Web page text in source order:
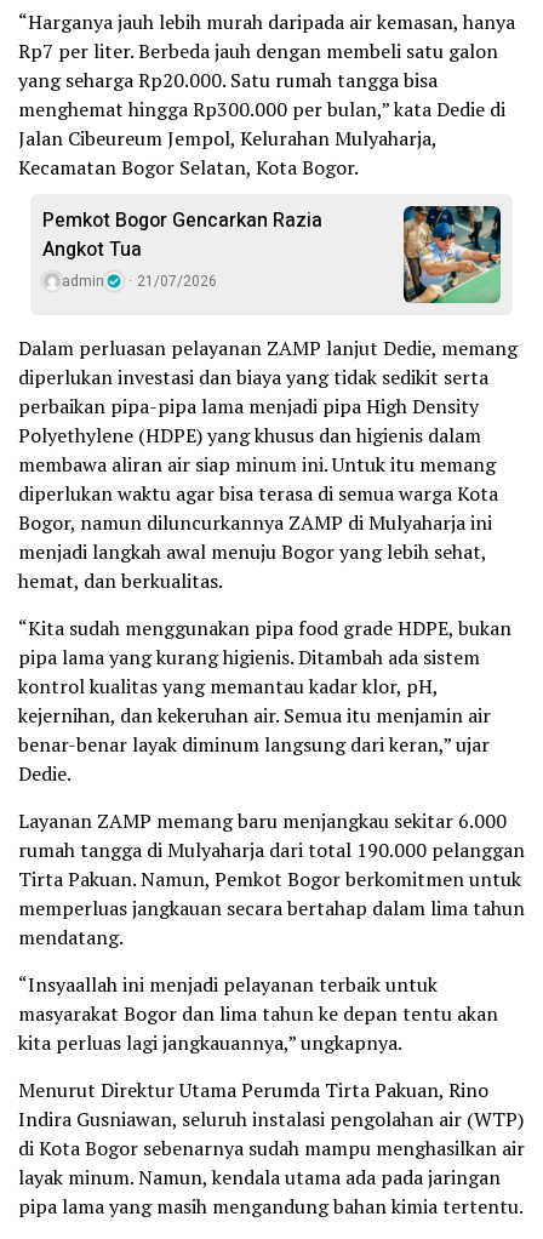
“Harganya jauh lebih murah daripada air kemasan, hanya
Rp7 per liter. Berbeda jauh dengan membeli satu galon
yang seharga Rp20.000. Satu rumah tangga bisa
menghemat hingga Rp300.000 per bulan,” kata Dedie di
Jalan Cibeureum Jempol, Kelurahan Mulyaharja,
Kecamatan Bogor Selatan, Kota Bogor.
Pemkot Bogor Gencarkan Razia
Angkot Tua
admin 21/07/2026
Dalam perluasan pelayanan ZAMP lanjut Dedie, memang
diperlukan investasi dan biaya yang tidak sedikit serta
perbaikan pipa-pipa lama menjadi pipa High Density
Polyethylene (HDPE) yang khusus dan higienis dalam
membawa aliran air siap minum ini. Untuk itu memang
diperlukan waktu agar bisa terasa di semua warga Kota
Bogor, namun diluncurkannya ZAMP di Mulyaharja ini
menjadi langkah awal menuju Bogor yang lebih sehat,
hemat, dan berkualitas.
“Kita sudah menggunakan pipa food grade HDPE, bukan
pipa lama yang kurang higienis. Ditambah ada sistem
kontrol kualitas yang memantau kadar klor, pH,
kejernihan, dan kekeruhan air. Semua itu menjamin air
benar-benar layak diminum langsung dari keran,” ujar
Dedie.
Layanan ZAMP memang baru menjangkau sekitar 6.000
rumah tangga di Mulyaharja dari total 190.000 pelanggan
Tirta Pakuan. Namun, Pemkot Bogor berkomitmen untuk
memperluas jangkauan secara bertahap dalam lima tahun
mendatang.
“Insyaallah ini menjadi pelayanan terbaik untuk
masyarakat Bogor dan lima tahun ke depan tentu akan
kita perluas lagi jangkauannya,” ungkapnya.
Menurut Direktur Utama Perumda Tirta Pakuan, Rino
Indira Gusniawan, seluruh instalasi pengolahan air (WTP)
di Kota Bogor sebenarnya sudah mampu menghasilkan air
layak minum. Namun, kendala utama ada pada jaringan
pipa lama yang masih mengandung bahan kimia tertentu.